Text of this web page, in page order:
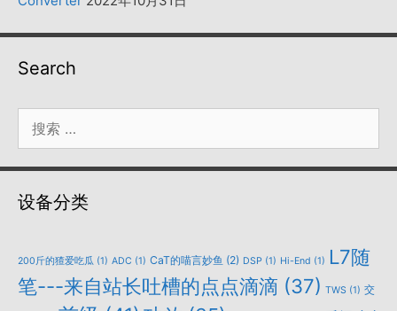
Search
索：
设备分类
200斤的猹爱吃瓜 (1) ADC (1) CaT的喵言妙鱼 (2) DSP (1) Hi-End (1) L7随
笔---来自站长吐槽的点点滴滴 (37) TWS (1) 交